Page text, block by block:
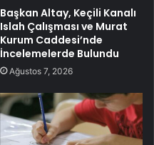
Başkan Altay, Keçili Kanalı
Islah Çalışması ve Murat
Kurum Caddesi’nde
İncelemelerde Bulundu
Ağustos 7, 2026